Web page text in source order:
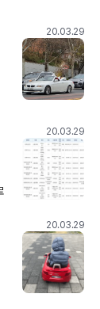
20.03.29
20.03.29
20.03.29